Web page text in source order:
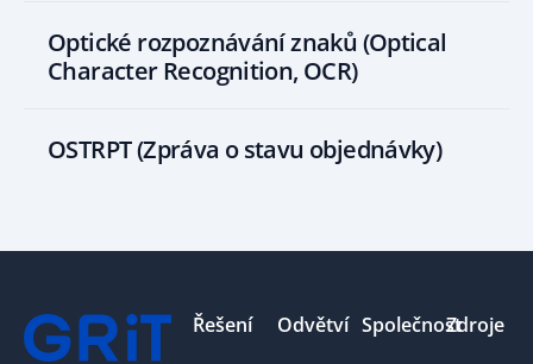
Optické rozpoznávání znaků (Optical
Character Recognition, OCR)
OSTRPT (Zpráva o stavu objednávky)
Řešení Odvětví SpolečnostZdroje